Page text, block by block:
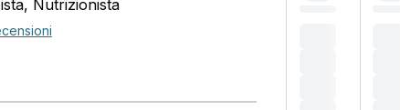
Nutrizionista